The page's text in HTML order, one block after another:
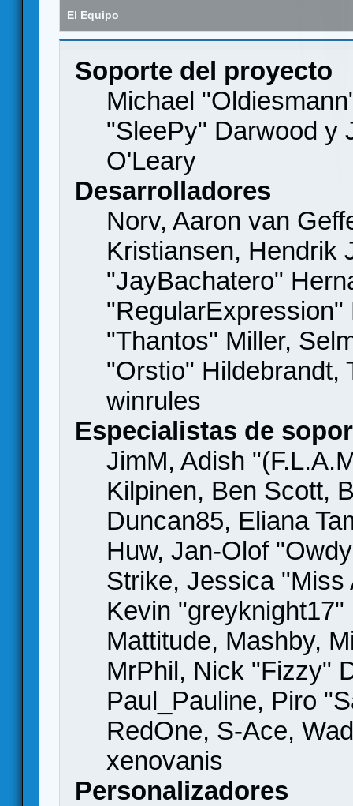
El Equipo
Soporte del proyecto
Michael
"SleePy" Darwood y
O'Leary
Desarrolladores
Norv, Aaron van
Kristiansen, Hendrik
"JayBachatero"
"Thantos" Miller,
"Orstio" Hildebrandt,
winrules
Especialistas de
JimM, Adish
Kilpinen, Ben Scott,
Duncan85, Eliana
Huw, Jan-Olof
Strike, Jessica
Kevin
Mattitude, Mashby,
MrPhil, Nick "Fizzy"
Paul_Pauline, Piro
RedOne, S-Ace,
xenovanis
Personalizadores